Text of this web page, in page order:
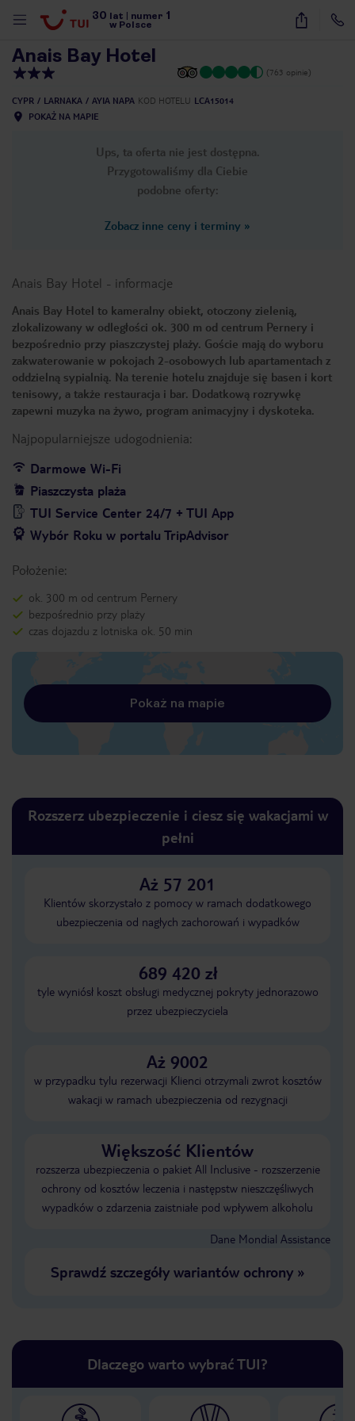
30 lat numer 1
w Polsce
38
Anais Bay Hotel
(763 opinie)
CYPR LARNAKA AYIA NAPA KOD HOTELU LCA15014
POKAŻ NA MAPIE
Ups, ta oferta nie jest dostępna.
Przygotowaliśmy dla Ciebie
podobne oferty:
Zobacz inne ceny i terminy »
Anais Bay Hotel - informacje
Anais Bay Hotel to kameralny obiekt, otoczony zielenią,
zlokalizowany w odległości ok. 300 m od centrum Pernery i
bezpośrednio przy piaszczystej plaży. Goście mają do wyboru
zakwaterowanie w pokojach 2-osobowych lub apartamentach z
oddzielną sypialnią. Na terenie hotelu znajduje się basen i kort
tenisowy, a także restauracja i bar. Dodatkową rozrywkę
zapewni muzyka na żywo, program animacyjny i dyskoteka.
Najpopularniejsze udogodnienia:
Darmowe Wi-Fi
Piaszczysta plaża
TUI Service Center 24/7 + TUI App
Wybór Roku w portalu TripAdvisor
Położenie:
ok. 300 m od centrum Pernery
bezpośrednio przy plaży
czas dojazdu z lotniska ok. 50 min
Pokaż na mapie
Rozszerz ubezpieczenie i ciesz się wakacjami w
pełni
Aż 57 201
Klientów skorzystało z pomocy w ramach dodatkowego
ubezpieczenia od nagłych zachorowań i wypadków
689 420 zł
tyle wyniósł koszt obsługi medycznej pokryty jednorazowo
przez ubezpieczyciela
Aż 9002
w przypadku tylu rezerwacji Klienci otrzymali zwrot kosztów
wakacji w ramach ubezpieczenia od rezygnacji
Większość Klientów
rozszerza ubezpieczenia o pakiet All Inclusive - rozszerzenie
ochrony od kosztów leczenia i następstw nieszczęśliwych
wypadków o zdarzenia zaistniałe pod wpływem alkoholu
Dane Mondial Assistance
Sprawdź szczegóły wariantów ochrony»
Dlaczego warto wybrać TUI?